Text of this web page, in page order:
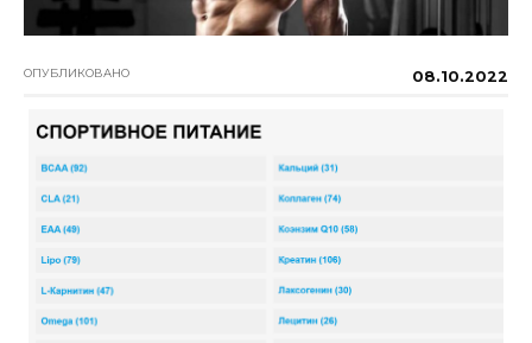
ОПУБЛИКОВАНО 08.10.2022